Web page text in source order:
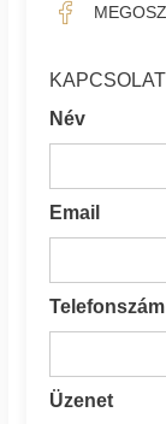
Név
Email
Telefonszám
Üzenet